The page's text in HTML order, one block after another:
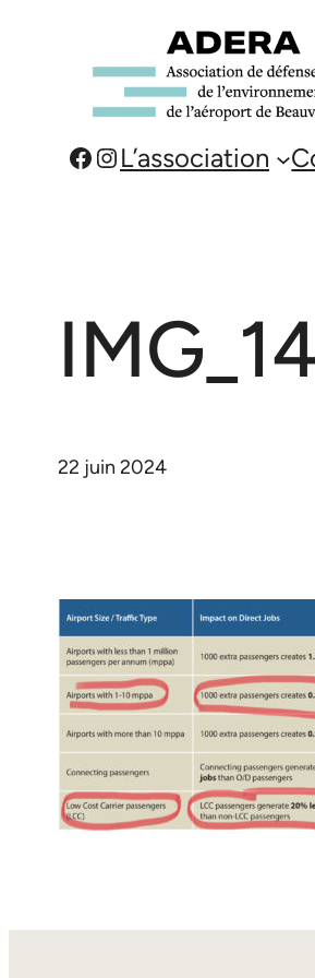
Facebook
Instagram
L’association
22 juin 2024